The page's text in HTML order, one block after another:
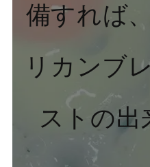
備すれば
リカンブ
ストの出